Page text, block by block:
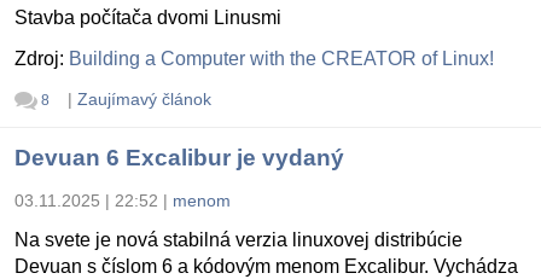
Stavba počítača dvomi Linusmi
Zdroj: Building a Computer with the CREATOR of Linux!
8 | Zaujímavý článok
Devuan 6 Excalibur je vydaný
03.11.2025 | 22:52 | menom
Na svete je nová stabilná verzia linuxovej distribúcie
Devuan s číslom 6 a kódovým menom Excalibur. Vychádza